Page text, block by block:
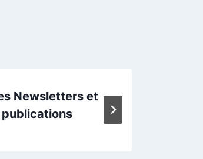
Newsletters et